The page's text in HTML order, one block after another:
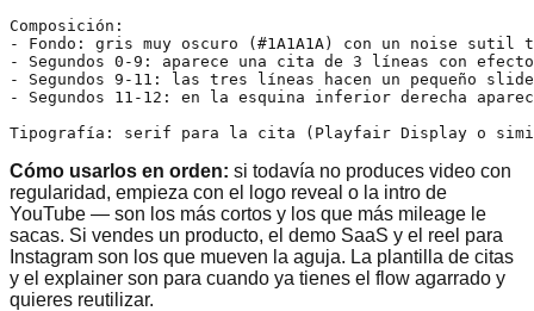
Composición:
- Fondo: gris muy oscuro (#1A1A1A) con un noise
- Segundos 0-9: aparece una cita de 3 líneas con
- Segundos 9-11: las tres líneas hacen un pequeño
- Segundos 11-12: en la esquina inferior derecha
Tipografía: serif para la cita (Playfair Display o
Cómo usarlos en orden: si todavía no produces video con
regularidad, empieza con el logo reveal o la intro de
YouTube — son los más cortos y los que más mileage le
sacas. Si vendes un producto, el demo SaaS y el reel para
Instagram son los que mueven la aguja. La plantilla de citas
y el explainer son para cuando ya tienes el flow agarrado y
quieres reutilizar.